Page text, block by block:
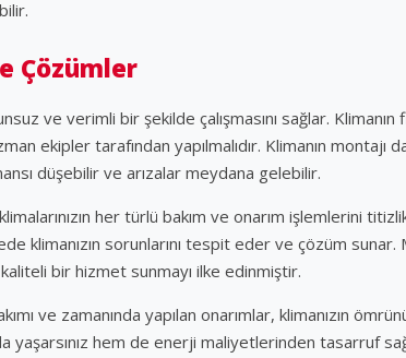
Çözümler
ve verimli bir şekilde çalışmasını sağlar.
ekipler tarafından yapılmalıdır. Klimanın
düşebilir ve arızalar meydana gelebilir.
her türlü bakım ve onarım işlemlerini
klimanızın sorunlarını tespit eder ve çözüm
bir hizmet sunmayı ilke edinmiştir.
ve zamanında yapılan onarımlar, klimanızın
yaşarsınız hem de enerji maliyetlerinden tasarruf